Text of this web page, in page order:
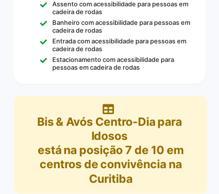
Assento com acessibilidade para pessoas em
cadeira de rodas
Banheiro com acessibilidade para pessoas em
cadeira de rodas
Entrada com acessibilidade para pessoas em
cadeira de rodas
Estacionamento com acessibilidade para
pessoas em cadeira de rodas
Bis & Avós Centro-Dia para
Idosos
está na posição7 de 10 em
centros de convivência na
Curitiba